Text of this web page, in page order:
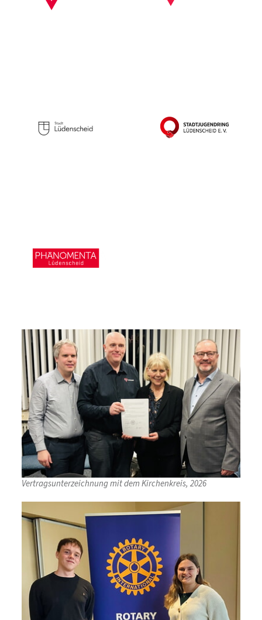
Vertragsunterzeichnung mit dem Kirchenkreis, 2026